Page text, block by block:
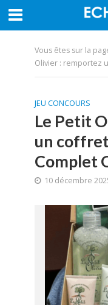
Vous êtes sur la
Olivier : remportez
JEU CONCOURS
Le Petit
un
Complet
10 décembre